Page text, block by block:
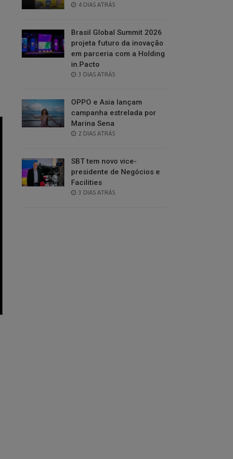
POSTED
4 DIAS ATRÁS
Brasil Global Summit 2026
projeta futuro da inovação
em parceria com a Holding
in.Pacto
POSTED
3 DIAS ATRÁS
OPPO e Asia lançam
campanha estrelada por
Marina Sena
POSTED
2 DIAS ATRÁS
SBT tem novo vice-
presidente de Negócios e
Facilities
POSTED
3 DIAS ATRÁS